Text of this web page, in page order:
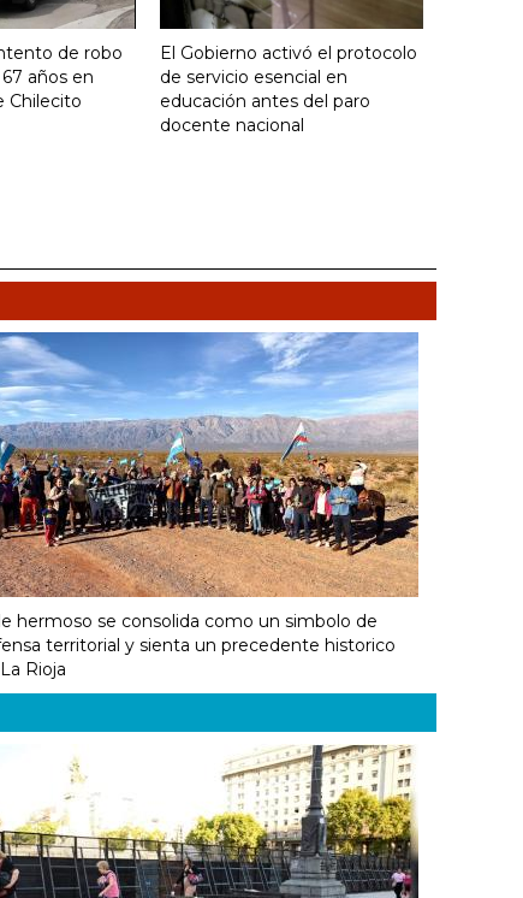
de robo
años en
Chilecito
El Gobierno activó el protocolo
de servicio esencial en
educación antes del paro
docente nacional
hermoso se consolida como un simbolo de
territorial y sienta un precedente historico
Rioja